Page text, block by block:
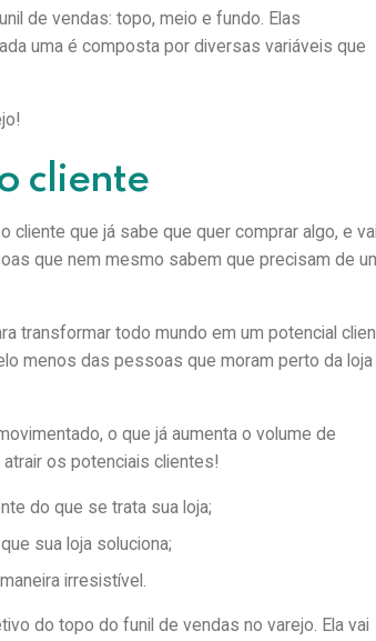
de vendas: topo, meio e fundo. Elas
uma é composta por diversas variáveis que
cliente
cliente que já sabe que quer comprar algo, e
que nem mesmo sabem que precisam de
transformar todo mundo em um potencial
menos das pessoas que moram perto da loja
o que já aumenta o volume de
os potenciais clientes!
do que se trata sua loja;
sua loja soluciona;
irresistível.
do topo do funil de vendas no varejo. Ela vai